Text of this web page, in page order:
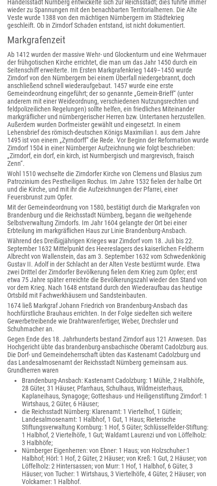
Handelsstadt Nürnberg entwickelte sich zur Reichsstadt; dies führte immer
wieder zu Spannungen mit den benachbarten Territorialherren. Die Alte
Veste wurde 1388 von den mächtigen Nürnbergern im Städtekrieg
geschleift. Ob in Zirndorf Schaden entstand, ist nicht dokumentiert.
Markgrafenzeit
Ab 1412 wurden der massive Wehr- und Glockenturm und eine Wehrmauer
der frühgotischen Kirche errichtet, die man um das Jahr 1450 durch ein
Seitenschiff erweiterte. Im Ersten Markgrafenkrieg 1449–1450 wurde
Zirndorf von den Nürnbergern bei einem Überfall niedergebrannt, doch
anschließend schnell wiederaufgebaut. 1457 wurde eine erste
Gemeindeordnung eingeführt; der so genannte „Gemein-Brieff“ (unter
anderem mit einer Weideordnung, verschiedenen Nutzungsrechten und
feldpolizeilichen Regelungen) sollte helfen, ein friedliches Miteinander
markgräflicher und nürnbergerischer Herren bzw. Untertanen herzustellen.
Außerdem wurden Dorfmeister gewählt und eingesetzt. In einem
Lehensbrief des römisch-deutschen Königs Maximilian I. aus dem Jahre
1495 ist von einem „Zyrndorff“ die Rede. Vor Beginn der Reformation wurde
Zirndorf 1504 in einer Nürnberger Aufzeichnung wie folgt beschrieben:
„Zirndorf, ein dorf, ein kirch, ist Nurmbergisch und margrevisch, fraisch
Zenn“.
Wohl 1510 wechselte die Zirndorfer Kirche von Clemens und Blasius zum
Patrozinium des Pestheiligen Rochus. Im Jahre 1532 fielen der halbe Ort
und die Kirche, und mit ihr die Aufzeichnungen der Pfarrei, einer
Feuersbrunst zum Opfer.
Mit der Gemeindeordnung von 1580, bestätigt durch die Markgrafen von
Brandenburg und die Reichsstadt Nürnberg, begann die weitgehende
Selbstverwaltung Zirndorfs. Im Jahr 1604 gelangte der Ort bei einer
Erbteilung im markgräflichen Haus zur Linie Brandenburg-Ansbach.
Während des Dreißigjährigen Krieges war Zirndorf vom 18. Juli bis 22.
September 1632 Mittelpunkt des Heereslagers des kaiserlichen Feldherrn
Albrecht von Wallenstein, das am 3. September 1632 vom Schwedenkönig
Gustav II. Adolf in der Schlacht an der Alten Veste bestürmt wurde. Etwa
zwei Drittel der Zirndorfer Bevölkerung fielen dem Krieg zum Opfer; erst
etwa 75 Jahre später erreichte die Bevölkerungszahl wieder den Stand von
vor dem Krieg. Nach 1648 entstand durch den Wiederaufbau das heutige
Ortsbild mit Fachwerkhäusern und Sandsteinbauten.
1674 ließ Markgraf Johann Friedrich von Brandenburg-Ansbach das
hochfürstliche Brauhaus errichten. In der Folge siedelten sich weitere
Gewerbetreibende wie Drahtwarenfertiger, Weber, Drechsler und
Schuhmacher an.
Gegen Ende des 18. Jahrhunderts bestand Zirndorf aus 121 Anwesen. Das
Hochgericht übte das brandenburg-ansbachische Oberamt Cadolzburg aus.
Die Dorf- und Gemeindeherrschaft übten das Kastenamt Cadolzburg und
das Landesalmosenamt der Reichsstadt Nürnberg gemeinsam aus.
Grundherren waren
Brandenburg-Ansbach: Kastenamt Cadolzburg: 1 Mühle, 2 Halbhöfe,
28 Güter, 31 Häuser, Pfarrhaus, Schulhaus, Wildmeisterhaus,
Kaplaneihaus, Synagoge; Gotteshaus- und Heiligenstiftung Zirndorf: 1
Wirtshaus, 2 Güter, 6 Häuser;
die Reichsstadt Nürnberg: Klarenamt: 1 Viertelhof, 1 Gütlein;
Landesalmosenamt: 1 Halbhof, 1 Gut, 1 Haus; Rieterische
Stiftungsverwaltung Kornburg: 1 Hof, 5 Güter; Schlüsselfelder-Stiftung:
1 Halbhof, 2 Viertelhöfe, 1 Gut; Waldamt Laurenzi und von Löffelholz:
3 Halbhöfe;
Nürnberger Eigenherren: von Ebner: 1 Haus; von Holzschuher:1
Halbhof; Hörl: 1 Hof, 2 Güter, 2 Häuser; von Kreß: 1 Gut, 2 Häuser; von
Löffelholz: 2 Hintersassen; von Murr: 1 Hof, 1 Halbhof, 6 Güter, 3
Häuser; von Tucher: 1 Wirtshaus, 3 Viertelhöfe, 4 Güter, 2 Häuser; von
Volckamer: 1 Halbhof.